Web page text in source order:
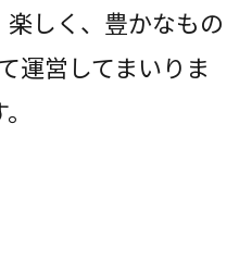
しく、豊かなもの
運営してまいりま